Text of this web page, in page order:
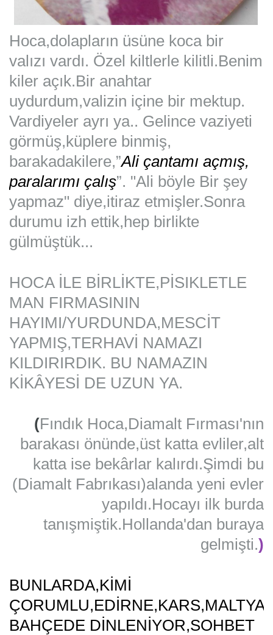
Hoca,dolapların üsüne koca bir
valızı vardı. Özel kiltlerle kilitli.Benim
kiler açık.Bir anahtar
uydurdum,valizin içine bir mektup.
Vardiyeler ayrı ya.. Gelince vaziyeti
görmüş,küplere binmiş,
barakadakilere,”Ali çantamı açmış,
paralarımı çalış”. "Ali böyle Bir şey
yapmaz" diye,itiraz etmişler.Sonra
durumu izh ettik,hep birlikte
gülmüştük...
HOCA İLE BİRLİKTE,PİSIKLETLE
MAN FIRMASININ
HAYIMI/YURDUNDA,MESCİT
YAPMIŞ,TERHAVİ NAMAZI
KILDIRIRDIK. BU NAMAZIN
KİKÂYESİ DE UZUN YA.
(Fındık Hoca,Diamalt Fırması'nın
barakası önünde,üst katta evliler,alt
katta ise bekârlar kalırdı.Şimdi bu
(Diamalt Fabrıkası)alanda yeni evler
yapıldı.Hocayı ilk burda
tanışmiştik.Hollanda'dan buraya
gelmişti.)
BUNLARDA,KİMİ
BAHÇEDE DİNLENİYOR,SOHBET